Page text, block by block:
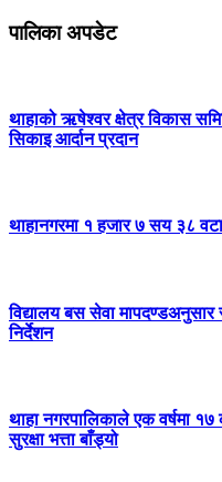
पालिका अपडेट
थाहाको ऋषेश्वर क्षेत्र विकास
सिकाइ आर्दान प्रदान
थाहानगरमा १ हजार ७ सय ३८ वटा
विद्यालय बस सेवा
निर्देशन
थाहा नगरपालिकाले एक वर्षमा
सुरक्षा भत्ता बाँड्यो